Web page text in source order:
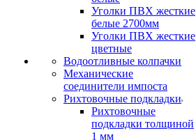
Уголки ПВХ жесткие
белые 2700мм
Уголки ПВХ жесткие
цветные
Водоотливные колпачки
Механические
соединители импоста
Рихтовочные подкладки
Рихтовочные
подкладки толщиной
1 мм